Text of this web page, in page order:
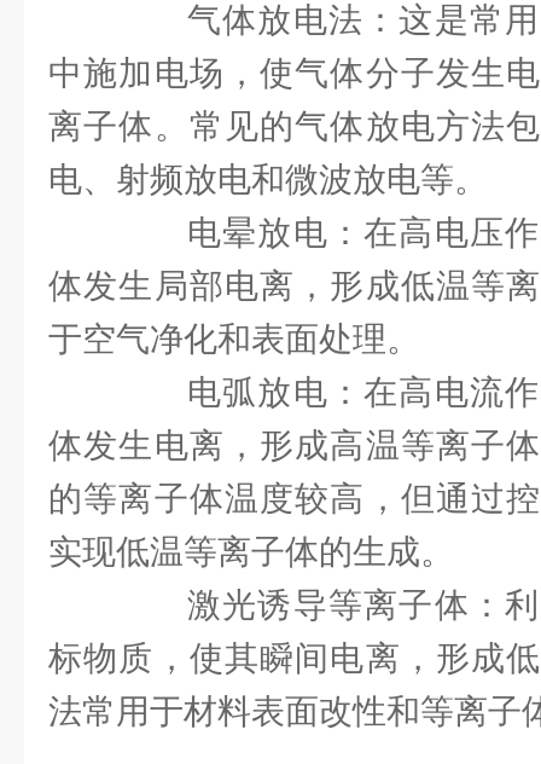
气体放电法：这是常用
中施加电场，使气体分子发生
离子体。常见的气体放电方法
电、射频放电和微波放电等。
电晕放电：在高电压作
体发生局部电离，形成低温等
于空气净化和表面处理。
电弧放电：在高电流作
体发生电离，形成高温等离子
的等离子体温度较高，但通过
实现低温等离子体的生成。
激光诱导等离子体：利
标物质，使其瞬间电离，形成
法常用于材料表面改性和等离子